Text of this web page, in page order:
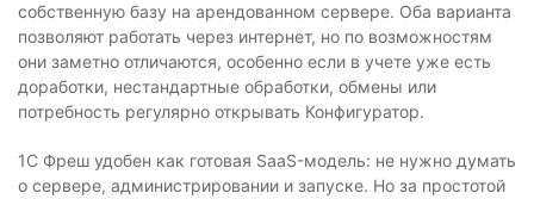
собственную базу на арендованном сервере. Оба варианта
позволяют работать через интернет, но по возможностям
они заметно отличаются, особенно если в учете уже есть
доработки, нестандартные обработки, обмены или
потребность регулярно открывать Конфигуратор.
1С Фреш удобен как готовая SaaS-модель: не нужно думать
о сервере, администрировании и запуске. Но за простотой